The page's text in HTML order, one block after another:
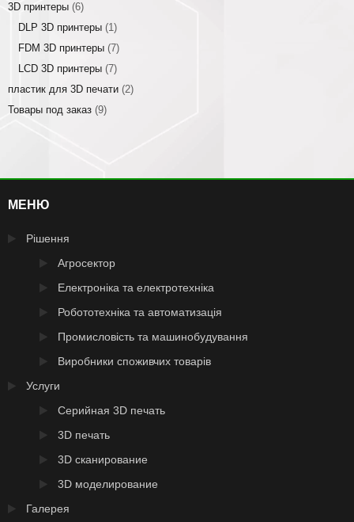
3D принтеры (6)
DLP 3D принтеры (1)
FDM 3D принтеры (7)
LCD 3D принтеры (7)
пластик для 3D печати (2)
Товары под заказ (9)
МЕНЮ
Рішення
Агросектор
Електроніка та електротехніка
Робототехніка та автоматизація
Промисловість та машинобудування
Виробники споживчих товарів
Услуги
Серийная 3D печать
3D печать
3D сканирование
3D моделирование
Галерея